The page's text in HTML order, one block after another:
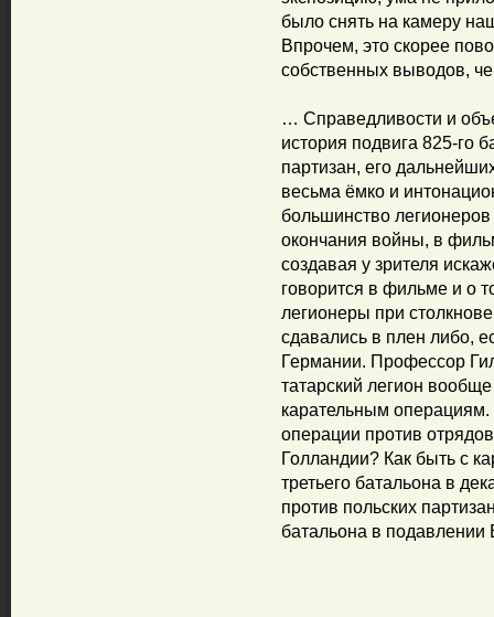
было снять на камеру
Впрочем, это скорее
собственных выводов,
… Справедливости и
история подвига 825-го
партизан, его
весьма ёмко и
большинство
окончания войны, в
создавая у зрителя
говорится в фильме и о
легионеры при
сдавались в плен либо,
Германии. Профессор
татарский легион
карательным операциям.
операции против
Голландии? Как быть с
третьего батальона в
против польских
батальона в